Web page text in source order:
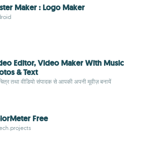
Maker : Logo Maker
Editor, Video Maker With Music
& Text
तथा वीडियो संपादक से आपकी अपनी मूवीज़ बनायें
Free